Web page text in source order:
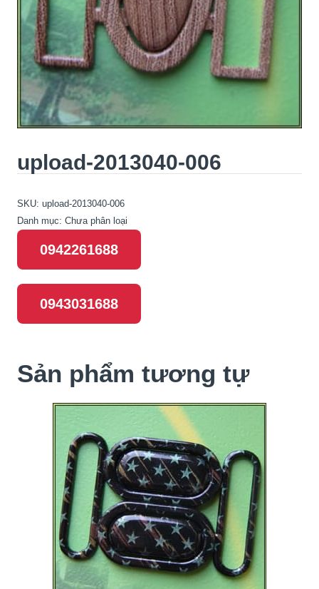
upload-2013040-006
SKU: upload-2013040-006
Danh mục: Chưa phân loại
0942261688
0943031688
Sản phẩm tương tự